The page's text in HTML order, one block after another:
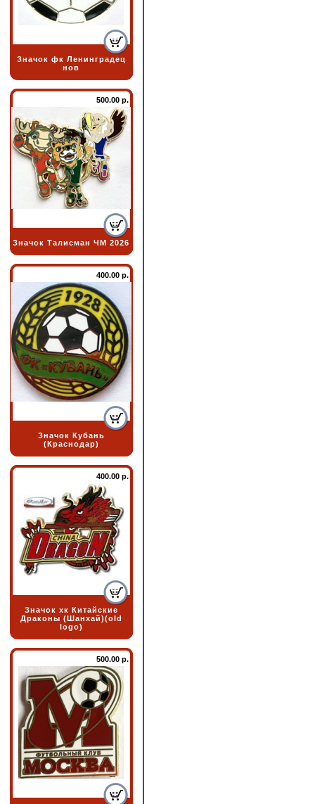
Значок фк Ленинградец
нов
500.00 р.
Значок Талисман ЧМ 2026
400.00 р.
Значок Кубань
(Краснодар)
400.00 р.
Значок хк Китайские
Драконы (Шанхай)(old
logo)
500.00 р.